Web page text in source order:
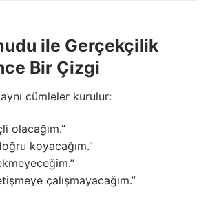
ile Gerçekçilik
Bir Çizgi
aynı cümleler kurulur:
olacağım.”
koyacağım.”
çalışmayacağım.”